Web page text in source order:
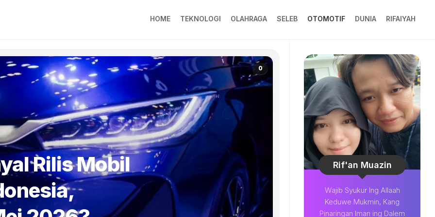
HOME TEKNOLOGI OLAHRAGA SELEB OTOMOTIF DUNIA RIFAIYAH
0
Rilis Mobil
Rif'an Muazin
Wajib Syukur Ing Allaah
Keduwe Mukmin, Kang
Pinaringan Iman ing Dalem